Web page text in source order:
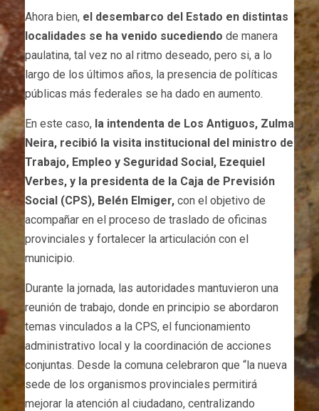
Ahora bien, el desembarco del Estado en distintas
localidades se ha venido sucediendo de manera
paulatina, tal vez no al ritmo deseado, pero si, a lo
largo de los últimos años, la presencia de políticas
públicas más federales se ha dado en aumento.
En este caso, la intendenta de Los Antiguos, Zulma
Neira, recibió la visita institucional del ministro de
Trabajo, Empleo y Seguridad Social, Ezequiel
Verbes, y la presidenta de la Caja de Previsión
Social (CPS), Belén Elmiger, con el objetivo de
acompañar en el proceso de traslado de oficinas
provinciales y fortalecer la articulación con el
municipio.
Durante la jornada, las autoridades mantuvieron una
reunión de trabajo, donde en principio se abordaron
temas vinculados a la CPS, el funcionamiento
administrativo local y la coordinación de acciones
conjuntas. Desde la comuna celebraron que “la nueva
sede de los organismos provinciales permitirá
mejorar la atención al ciudadano, centralizando